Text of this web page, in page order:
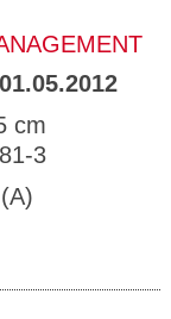
01.05.2012
cm
3
des
ge
T
P